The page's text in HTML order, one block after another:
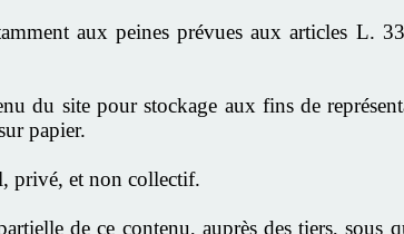
aux peines prévues aux articles L.
du site pour stockage aux fins de
papier.
privé, et non collectif.
de ce contenu, auprès des tiers, sous